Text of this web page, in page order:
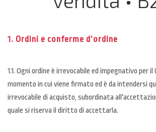
1. Ordini e conferme d’ordine
1.1. Ogni ordine è irrevocabile ed impegnativo per il
momento in cui viene firmato ed è da intendersi
irrevocabile di acquisto, subordinata
quale si riserva il diritto di accettarla.